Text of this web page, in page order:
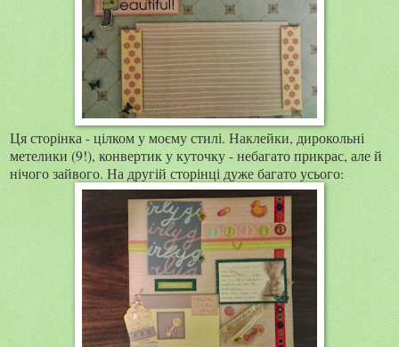
Ця сторінка - цілком у моєму стилі. Наклейки, дирокольні
метелики (9!), конвертик у куточку - небагато прикрас, але й
нічого зайвого. На другій сторінці дуже багато усього: